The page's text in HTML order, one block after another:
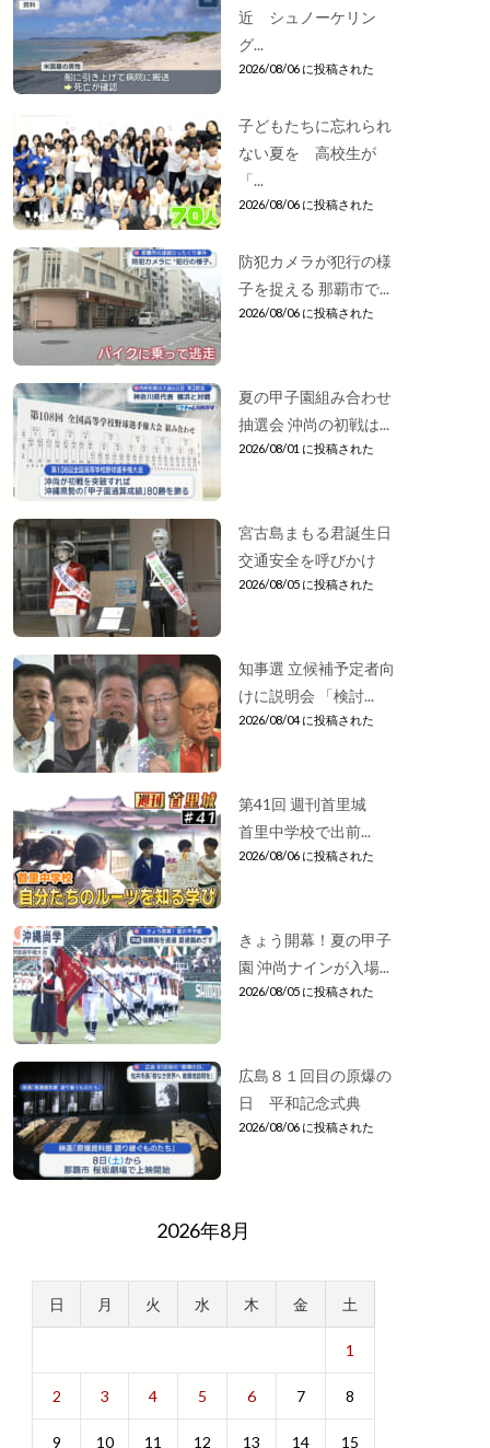
近 シュノーケリン
グ...
2026/08/06 に投稿された
子どもたちに忘れられ
ない夏を 高校生が
「...
2026/08/06 に投稿された
防犯カメラが犯行の様
子を捉える 那覇市で...
2026/08/06 に投稿された
夏の甲子園組み合わせ
抽選会 沖尚の初戦は...
2026/08/01 に投稿された
宮古島まもる君誕生日
交通安全を呼びかけ
2026/08/05 に投稿された
知事選 立候補予定者向
けに説明会 「検討...
2026/08/04 に投稿された
第41回 週刊首里城
首里中学校で出前...
2026/08/06 に投稿された
きょう開幕！夏の甲子
園 沖尚ナインが入場...
2026/08/05 に投稿された
広島８１回目の原爆の
日 平和記念式典
2026/08/06 に投稿された
2026年8月
日 月 火 水 木 金 土
1
2 3 4 5 6 7 8
9 10 11 12 13 14 15